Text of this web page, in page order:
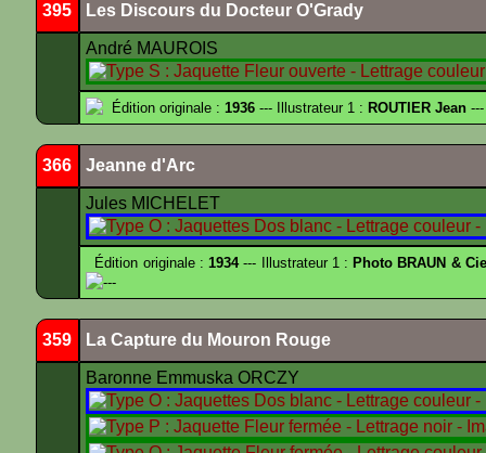
395 Les Discours du Docteur O'Grady
André MAUROIS
Édition originale : 1936 --- Illustrateur 1 : ROUTIER Jean ---
366 Jeanne d'Arc
Jules MICHELET
Édition originale :1934--- Illustrateur 1 : Photo BRAUN &
---
359 La Capture du Mouron Rouge
Baronne Emmuska ORCZY